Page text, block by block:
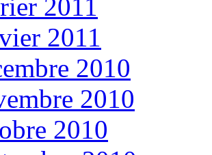
2011
2011
2010
2010
2010